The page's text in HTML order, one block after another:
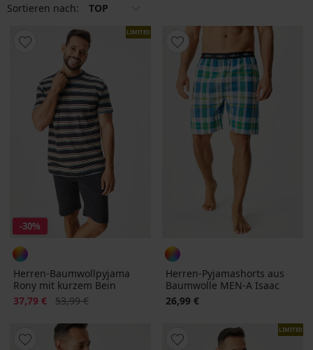
Sortieren nach: TOP
LIMITED
-30%
Herren-Baumwollpyjama
Rony mit kurzem Bein
Rabatt
37,79 € Alter Preis
53,99 €
Herren-Pyjamashorts aus
Baumwolle MEN-A Isaac
26,99 €
LIMITED